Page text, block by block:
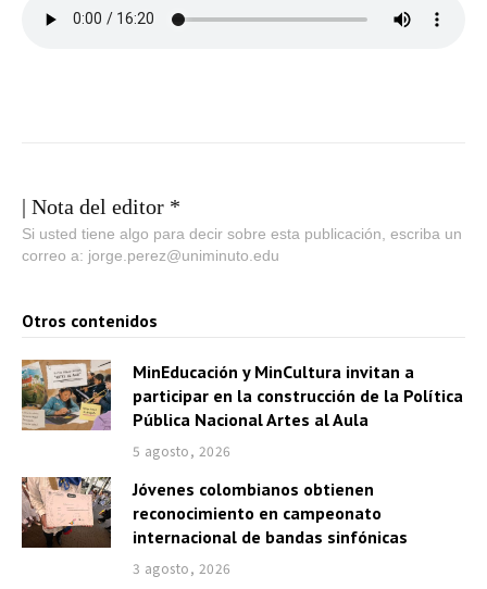
| Nota del editor *
Si usted tiene algo para decir sobre esta publicación, escriba un
correo a: jorge.perez@uniminuto.edu
Otros contenidos
MinEducación y MinCultura invitan a
participar en la construcción de la Política
Pública Nacional Artes al Aula
5 agosto, 2026
Jóvenes colombianos obtienen
reconocimiento en campeonato
internacional de bandas sinfónicas
3 agosto, 2026